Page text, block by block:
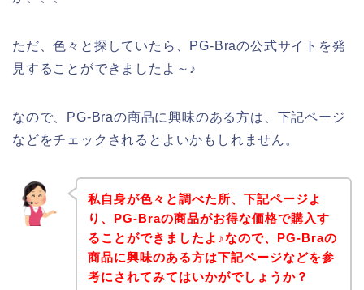
ただ、色々と探していたら、PG-Braの公式サイトを発
見することができましたよ～♪
なので、PG-Braの商品に興味のある方は、下記ページ
などをチェックされるとよいかもしれません。
私自身が色々と調べた所、下記ページよ
り、PG-Braの商品がお得な価格で購入す
ることができましたよ♪なので、PG-Braの
商品に興味のある方は下記ページなどを参
考にされてみてはいかがでしょうか？